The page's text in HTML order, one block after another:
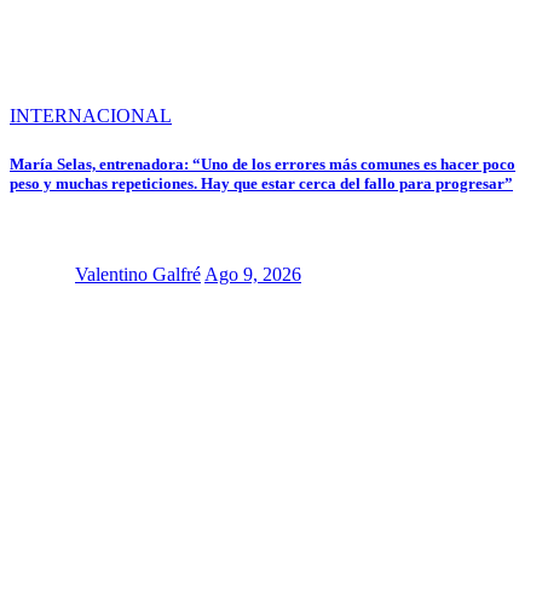
INTERNACIONAL
María Selas, entrenadora: “Uno de los errores más comunes es hacer poco
peso y muchas repeticiones. Hay que estar cerca del fallo para progresar”
Valentino Galfré Ago 9, 2026